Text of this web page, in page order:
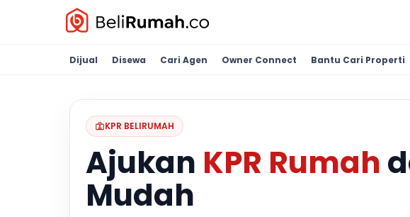
Dijual Disewa Cari Agen Owner Connect Bantu Cari Properti
KPR BELIRUMAH
Ajukan KPR Rumah
Mudah